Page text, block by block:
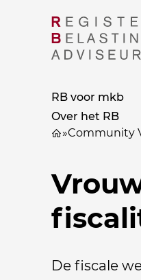
RB voor mkb
Over het RB
»Community
De fiscale